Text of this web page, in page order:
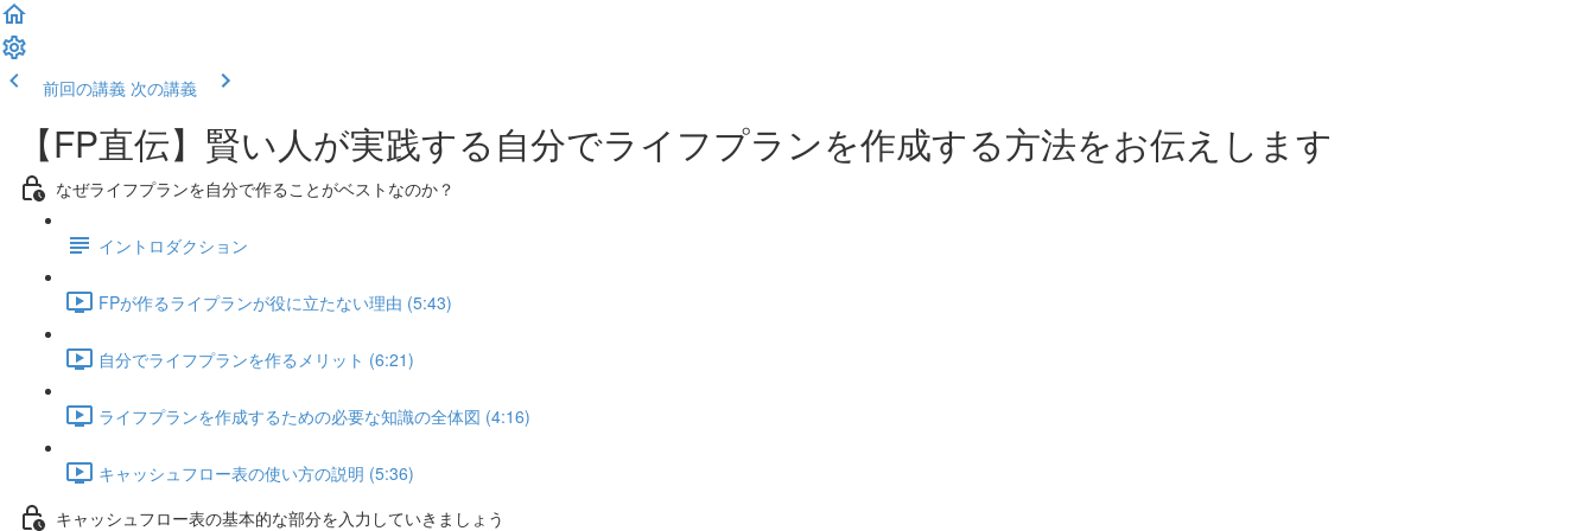
前回の講義 次の講義
【FP直伝】賢い人が実践する自分でライフプランを作成する方法をお伝えします
なぜライフプランを自分で作ることがベストなのか？
イントロダクション
FPが作るライプランが役に立たない理由 (5:43)
自分でライフプランを作るメリット (6:21)
ライフプランを作成するための必要な知識の全体図 (4:16)
キャッシュフロー表の使い方の説明 (5:36)
キャッシュフロー表の基本的な部分を入力していきましょう